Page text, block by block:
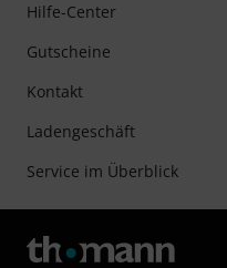
Hilfe-Center
Gutscheine
Kontakt
Ladengeschäft
Service im Überblick